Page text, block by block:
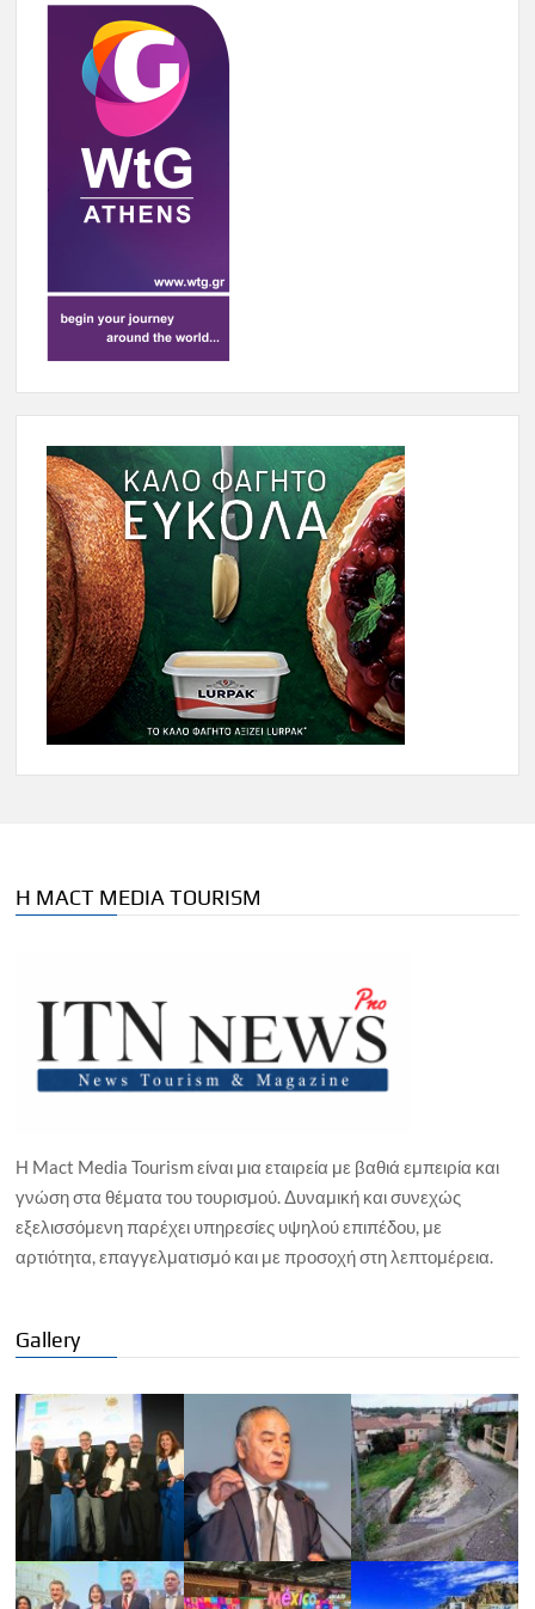
Η MACT MEDIA TOURISM
Η Mact Media Tourism είναι μια εταιρεία με βαθιά εμπειρία και
γνώση στα θέματα του τουρισμού. Δυναμική και συνεχώς
εξελισσόμενη παρέχει υπηρεσίες υψηλού επιπέδου, με
αρτιότητα, επαγγελματισμό και με προσοχή στη λεπτομέρεια.
Gallery